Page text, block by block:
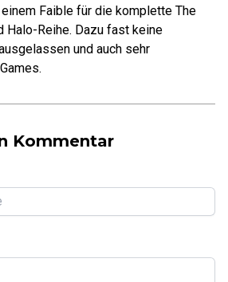
Faible für die komplette The
Halo-Reihe. Dazu fast keine
und auch sehr
Kommentar